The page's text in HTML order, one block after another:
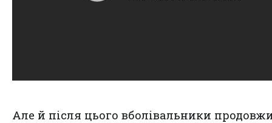
Але й після цього вболівальники